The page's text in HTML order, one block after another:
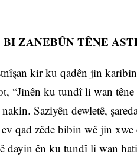
ZANEBÛN TÊNE
kir ku qadên jin
“Jinên ku tundî li wan
nakin. Saziyên dewletê,
qad zêde bibin wê jin
dayin ên ku tundî li wan